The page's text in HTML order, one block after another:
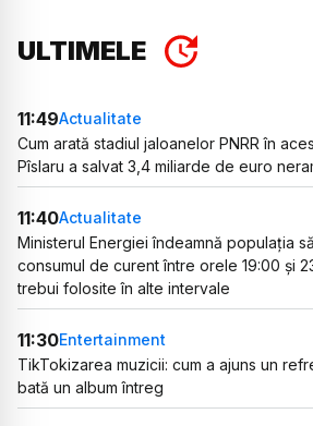
ULTIMELE
11:49Actualitate
Cum arată stadiul jaloanelor PNRR în
Pîslaru a salvat 3,4 miliarde de euro
11:40Actualitate
Ministerul Energiei îndeamnă populația
consumul de curent între orele 19:00 și
trebui folosite în alte intervale
11:30Entertainment
TikTokizarea muzicii: cum a ajuns un
bată un album întreg